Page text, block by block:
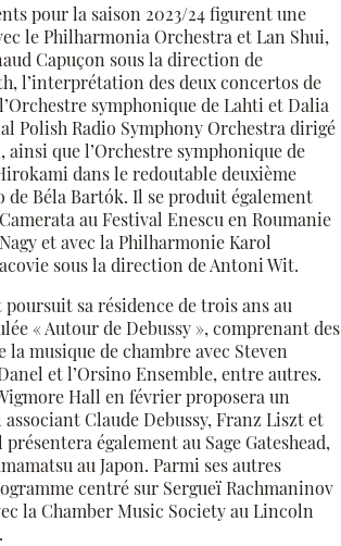
pour la saison 2023/24 figurent une
le Philharmonia Orchestra et Lan Shui,
Capuçon sous la direction de
l’interprétation des deux concertos de
symphonique de Lahti et Dalia
Polish Radio Symphony Orchestra dirigé
que l’Orchestre symphonique de
dans le redoutable deuxième
Béla Bartók. Il se produit également
au Festival Enescu en Roumanie
et avec la Philharmonie Karol
sous la direction de Antoni Wit.
sa résidence de trois ans au
« Autour de Debussy », comprenant des
la musique de chambre avec Steven
et l’Orsino Ensemble, entre autres.
Hall en février proposera un
Claude Debussy, Franz Liszt et
présentera également au Sage Gateshead,
au Japon. Parmi ses autres
centré sur Sergueï Rachmaninov
la Chamber Music Society au Lincoln